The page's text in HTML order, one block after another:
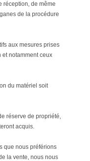
réception, de même
de la procédure
aux mesures prises
et notamment ceux
du matériel soit
réserve de propriété,
acquis.
que nous préférions
la vente, nous nous